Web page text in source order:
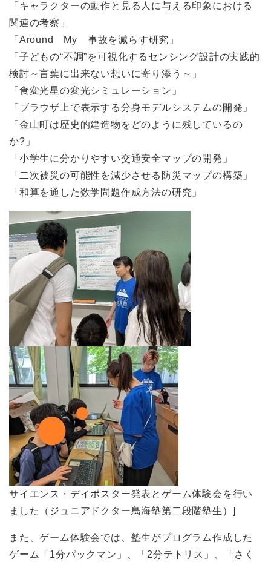
「キャラクターの動作と見る人に与える印象における
関連の考察」
「Around My 事故を減らす研究」
「子どもの“不調”を可視化するセンシング設計の実践的
検討～言葉に出来ない想いに寄り添う～」
「食変光星の変光シミュレーション」
「ブラウザ上で表示する分身モデルシステムの開発」
「金山町は歴史的建造物をどのように残しているの
か?」
「小学生に分かりやすい交通安全マップの開発」
「二次被災の可能性を減少させる防災マップの構築」
「和算を通した数学問題作成方法の研究」
サイエンス・デイポスター発表とゲーム体験会を行い
ました（ジュニアドクター鳥海塾第二段階塾生）]
また、ゲーム体験会では、塾生がプログラム作成した
ゲーム「1分パックマン」、「2分テトリス」、「さく